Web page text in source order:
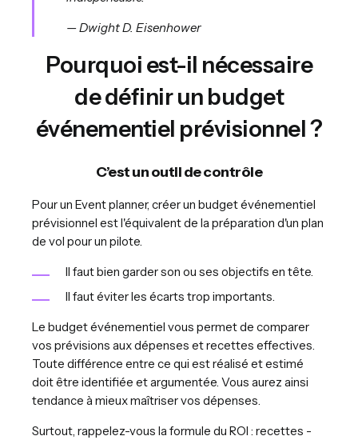
— Dwight D. Eisenhower
Pourquoi est-il nécessaire
de définir un budget
événementiel prévisionnel ?
C’est un outil de contrôle
Pour un Event planner, créer un budget événementiel
prévisionnel est l'équivalent de la préparation d'un plan
de vol pour un pilote.
Il faut bien garder son ou ses objectifs en tête.
Il faut éviter les écarts trop importants.
Le budget événementiel vous permet de comparer
vos prévisions aux dépenses et recettes effectives.
Toute différence entre ce qui est réalisé et estimé
doit être identifiée et argumentée. Vous aurez ainsi
tendance à mieux maîtriser vos dépenses.
Surtout, rappelez-vous la formule du ROI : recettes -